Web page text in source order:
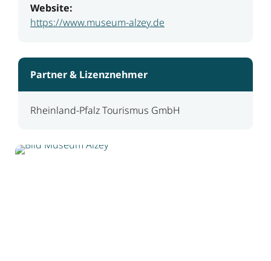
Website:
https://www.museum-alzey.de
Partner & Lizenznehmer
Rheinland-Pfalz Tourismus GmbH